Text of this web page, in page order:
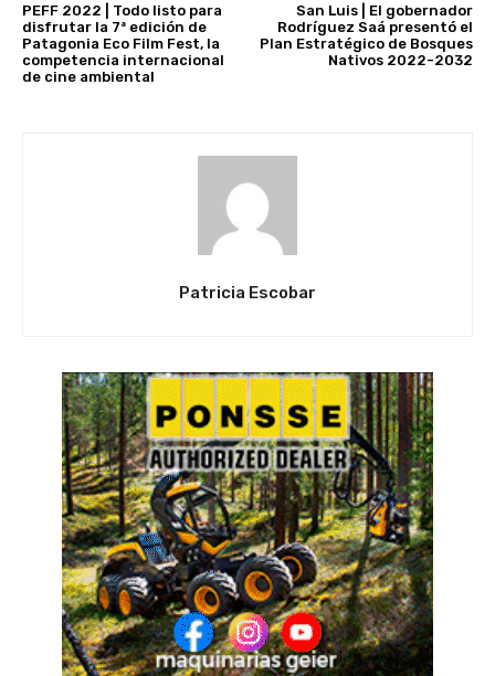
PEFF 2022 | Todo listo para
disfrutar la 7ª edición de
Patagonia Eco Film Fest, la
competencia internacional
de cine ambiental
San Luis | El gobernador
Rodríguez Saá presentó el
Plan Estratégico de Bosques
Nativos 2022-2032
Patricia Escobar